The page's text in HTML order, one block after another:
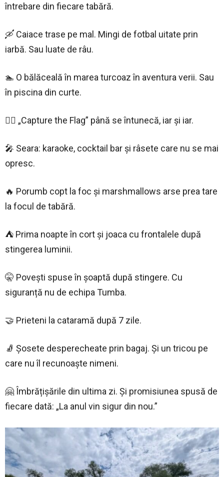
întrebare din fiecare tabără.
🛶 Caiace trase pe mal. Mingi de fotbal uitate prin
iarbă. Sau luate de râu.
🏊 O bălăceală în marea turcoaz în aventura verii. Sau
în piscina din curte.
🏴‍☠️ „Capture the Flag” până se întunecă, iar și iar.
🎤 Seara: karaoke, cocktail bar și râsete care nu se mai
opresc.
🔥 Porumb copt la foc și marshmallows arse prea tare
la focul de tabără.
⛺ Prima noapte în cort și joaca cu frontalele după
stingerea luminii.
🤫 Povești spuse în șoaptă după stingere. Cu
siguranță nu de echipa Tumba.
🤝 Prieteni la cataramă după 7 zile.
🧦 Șosete desperecheate prin bagaj. Și un tricou pe
care nu îl recunoaște nimeni.
🤗 Îmbrățișările din ultima zi. Și promisiunea spusă de
fiecare dată: „La anul vin sigur din nou.”